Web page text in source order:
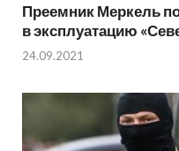
Преемник Меркель
в эксплуатацию
24.09.2021